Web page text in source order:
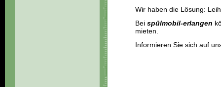
Wir haben die Lösung:
Bei spülmobil-erlangen
mieten.
Informieren Sie sich auf